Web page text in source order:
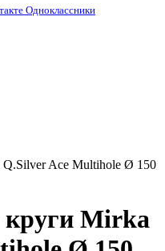
Одноклассники
Ace Multihole Ø 150
Mirka